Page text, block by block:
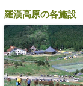
羅漢高原の各施設